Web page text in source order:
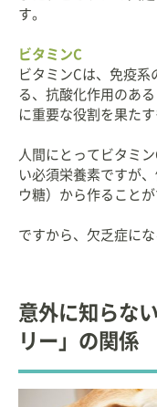
す。
ビタミンC
ビタミンCは、免疫
る、抗酸化作用のあ
に重要な役割を果たす
人間にとってビタミ
い必須栄養素ですが
ウ糖）から作ることが
ですから、欠乏症に
意外に知らな
リー」の関係